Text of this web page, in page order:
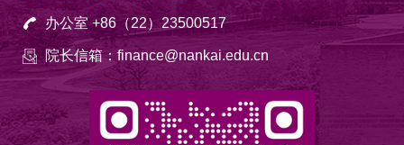
办公室 +86（22）23500517
院长信箱：finance@nankai.edu.cn